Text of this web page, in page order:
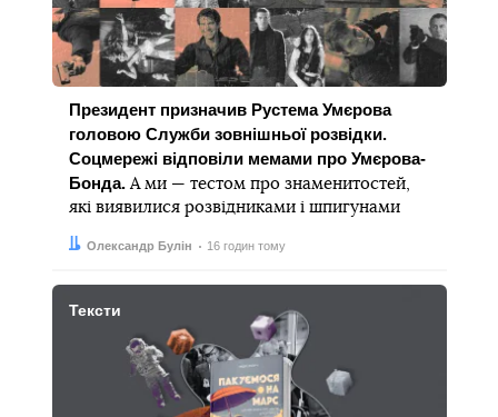
Президент призначив Рустема Умєрова
головою Служби зовнішньої розвідки.
Соцмережі відповіли мемами про Умєрова-
Бонда.А ми — тестом про знаменитостей,
які виявилися розвідниками і шпигунами
Автор:
Олександр Булін
Дата: 16 годин тому
Тексти